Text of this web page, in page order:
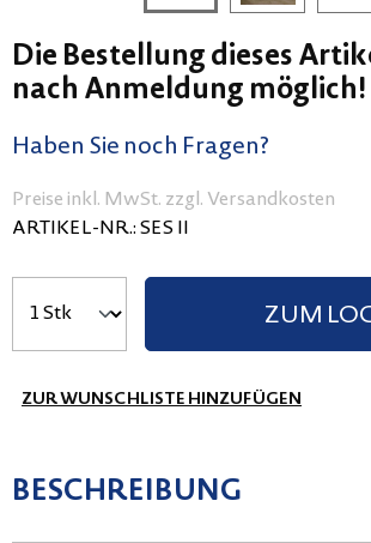
Die Bestellung dieses
nach Anmeldung möglich!
Haben Sie noch Fragen?
Preise inkl. MwSt. zzgl. Versandkosten
ARTIKEL-NR.: SES II
ZUM
ZUR WUNSCHLISTE HINZUFÜGEN
BESCHREIBUNG